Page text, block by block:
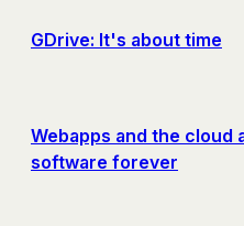
GDrive: It's about time
Webapps and the cloud
software forever